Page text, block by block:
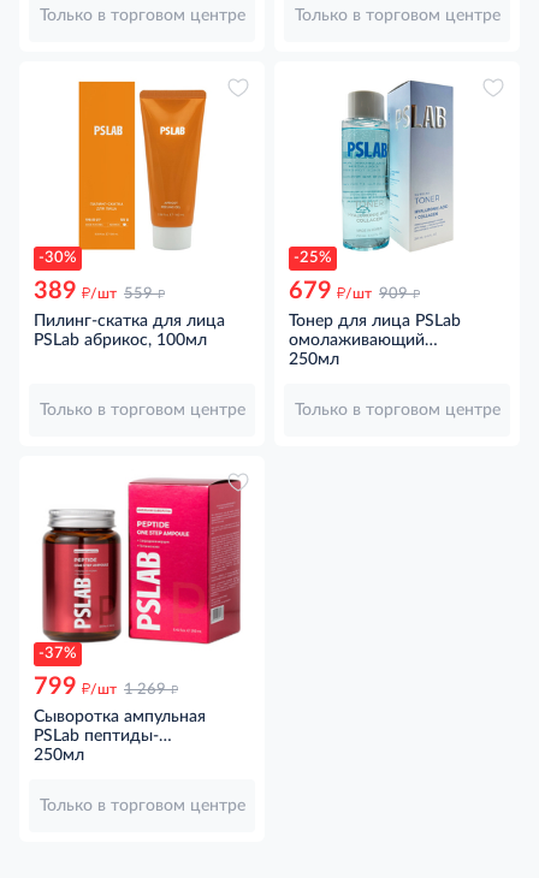
Только в торговом центре Только в торговом центре
-30%
389 д/шт 559 д
Пилинг-скатка для лица
PSLab абрикос, 100мл
Только в торговом центре
-25%
679 д/шт 909 д
Тонер для лица PSLab
омолаживающий
гиалуроновая кислота-
250мл
Только в торговом центре
-37%
799 д/шт 1 269 д
Сыворотка ампульная
PSLab пептиды-
гиалуроновая кислота,
250мл
Только в торговом центре